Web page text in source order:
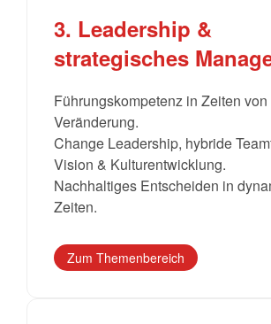
3. Leadership &
strategisches
Führungskompetenz in Zeiten von
Veränderung.
Change Leadership, hybride
Vision & Kulturentwicklung.
Nachhaltiges Entscheiden in
Zeiten.
Zum Themenbereich